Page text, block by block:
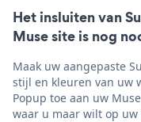
Het insluiten van
Muse site is nog
Maak uw aangepaste
stijl en kleuren van uw
Popup toe aan uw
waar u maar wilt op uw